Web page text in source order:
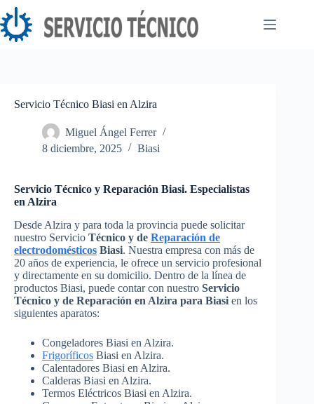
Saltar
al
contenido
Servicio Técnico Biasi en Alzira
Miguel Ángel Ferrer
8 diciembre, 2025
Biasi
Servicio Técnico y Reparación Biasi. Especialistas
en Alzira
Desde Alzira y para toda la provincia puede solicitar
nuestro Servicio Técnico y de Reparación de
electrodomésticos Biasi. Nuestra empresa con más de
20 años de experiencia, le ofrece un servicio profesional
y directamente en su domicilio. Dentro de la línea de
productos Biasi, puede contar con nuestro Servicio
Técnico y de Reparación en Alzira para Biasi en los
siguientes aparatos:
Congeladores Biasi en Alzira.
Frigoríficos Biasi en Alzira.
Calentadores Biasi en Alzira.
Calderas Biasi en Alzira.
Termos Eléctricos Biasi en Alzira.